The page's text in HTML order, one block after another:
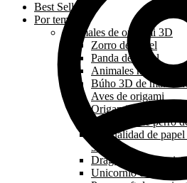
Best Sellers
Por tema
Animales de origami 3D
Zorro de papel
Panda de papel
Animales marinos
Búho 3D de
Aves de origami
Origami león
Papercraft de perro
Manualidad de
3d
Dragón de origami
Unicornio de papel